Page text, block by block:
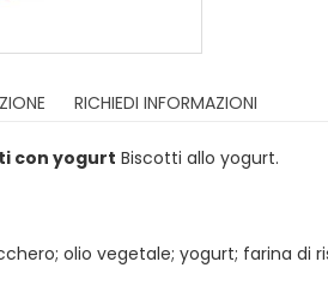
RICHIEDI INFORMAZIONI
con yogurt Biscotti allo yogurt.
olio vegetale; yogurt; farina di